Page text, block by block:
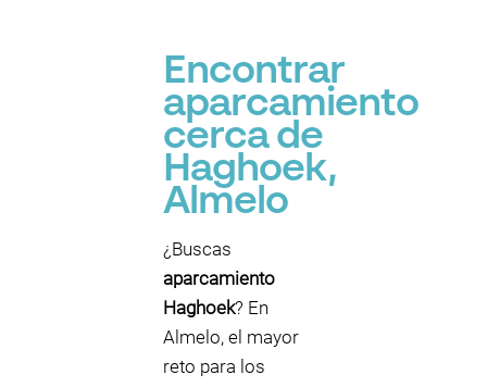
Encontrar
aparcamiento
cerca de
Haghoek,
Almelo
¿Buscas
aparcamiento
Haghoek? En
Almelo, el mayor
reto para los